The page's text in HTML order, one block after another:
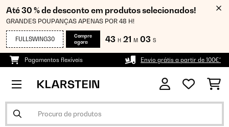
Até 30 % de desconto em produtos selecionados!
GRANDES POUPANÇAS APENAS POR 48 H!
FULLSWING30
Compre
agora
43 H 21 M 02 S
Pagamentos flexíveis Envio grátis a partir de 100€*